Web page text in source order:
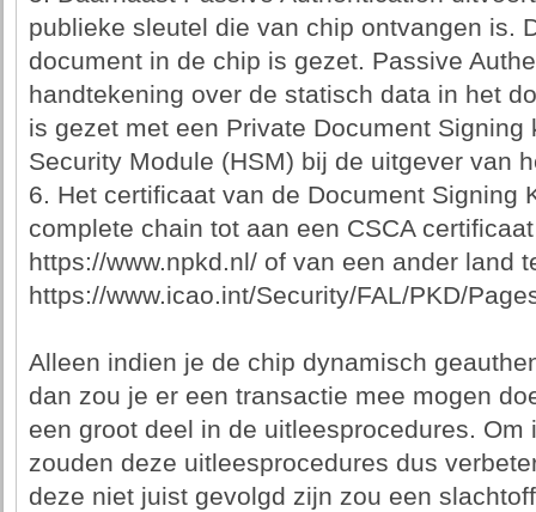
publieke sleutel die van chip ontvangen is.
document in de chip is gezet. Passive
handtekening over de statisch data in het
is gezet met een Private Document Signing
Security Module (HSM) bij de uitgever van
6. Het certificaat van de Document Signing
complete chain tot aan een CSCA
https://www.npkd.nl/ of van een ander land
https://www.icao.int/Security/FAL/PKD/
Alleen indien je de chip dynamisch
dan zou je er een transactie mee mogen
een groot deel in de uitleesprocedures.
zouden deze uitleesprocedures dus
deze niet juist gevolgd zijn zou een